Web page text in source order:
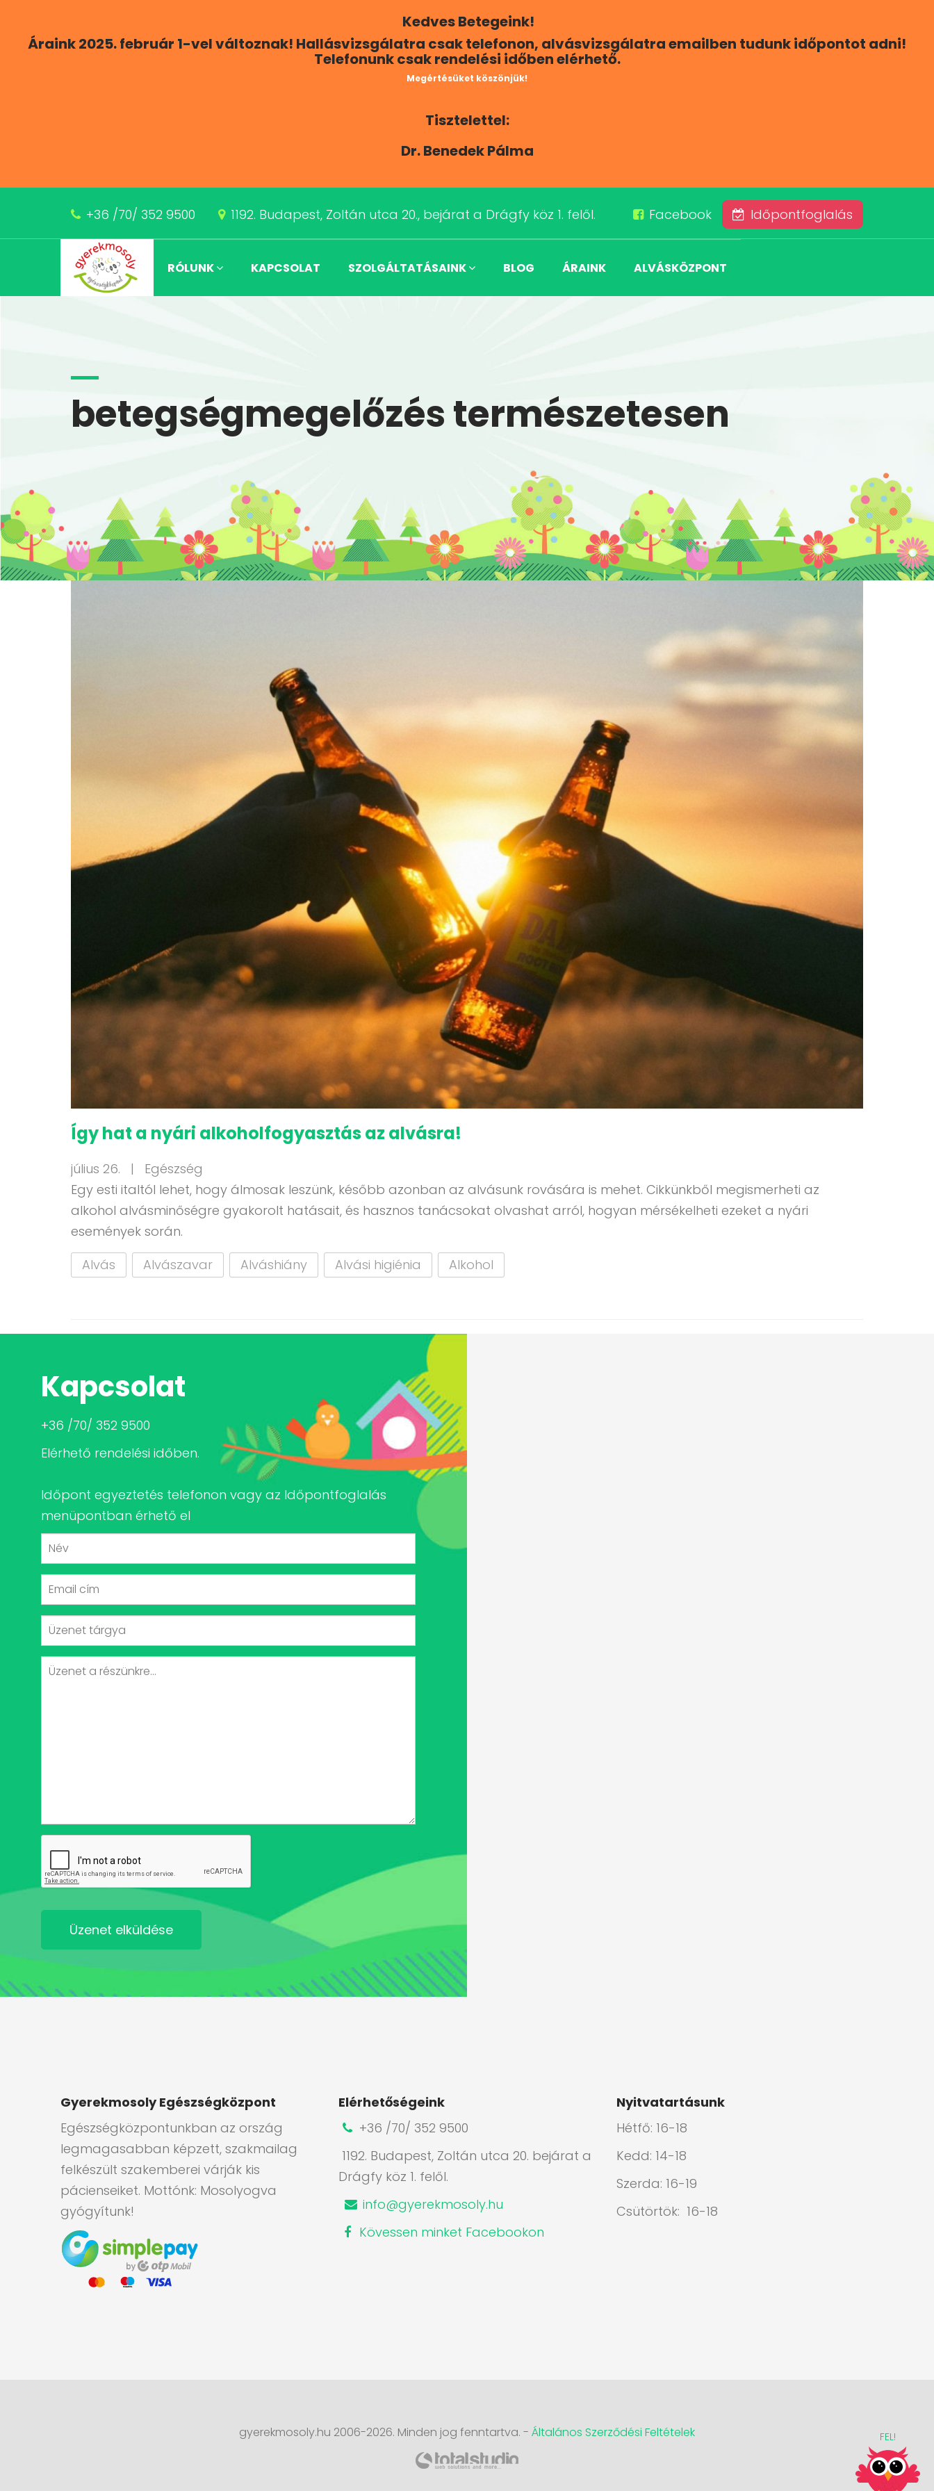
FEL!
Kedves Betegeink!
Áraink 2025. február 1-vel változnak! Hallásvizsgálatra csak telefonon, alvásvizsgálatra emailben tudunk időpontot adni!
Telefonunk csak rendelési időben elérhető.
Megértésüket köszönjük!
Tisztelettel:
Dr. Benedek Pálma
+36 /70/ 352 9500 1192. Budapest, Zoltán utca 20., bejárat a Drágfy köz 1. felől. Időpontfoglalás
Facebook
RÓLUNK KAPCSOLAT SZOLGÁLTATÁSAINK BLOG ÁRAINK ALVÁSKÖZPONT
betegségmegelőzés természetesen
Így hat a nyári alkoholfogyasztás az alvásra!
július 26. | Egészség
Egy esti italtól lehet, hogy álmosak leszünk, később azonban az alvásunk rovására is mehet. Cikkünkből megismerheti az
alkohol alvásminőségre gyakorolt hatásait, és hasznos tanácsokat olvashat arról, hogyan mérsékelheti ezeket a nyári
események során.
Alvás
Alvászavar Alváshiány Alvási higiénia Alkohol
Kapcsolat
+36 /70/ 352 9500
Elérhető rendelési időben.
Időpont egyeztetés telefonon vagy az Időpontfoglalás
menüpontban érhető el
Üzenet elküldése
Gyerekmosoly Egészségközpont
Egészségközpontunkban az ország
legmagasabban képzett, szakmailag
felkészült szakemberei várják kis
pácienseiket. Mottónk: Mosolyogva
gyógyítunk!
Elérhetőségeink
+36 /70/ 352 9500
1192. Budapest, Zoltán utca 20. bejárat a
Drágfy köz 1. felől.
info@gyerekmosoly.hu
Kövessen minket Facebookon
Nyitvatartásunk
Hétfő: 16-18
Kedd: 14-18
Szerda: 16-19
Csütörtök: 16-18
gyerekmosoly.hu 2006-2026. Minden jog fenntartva. - Általános Szerződési Feltételek